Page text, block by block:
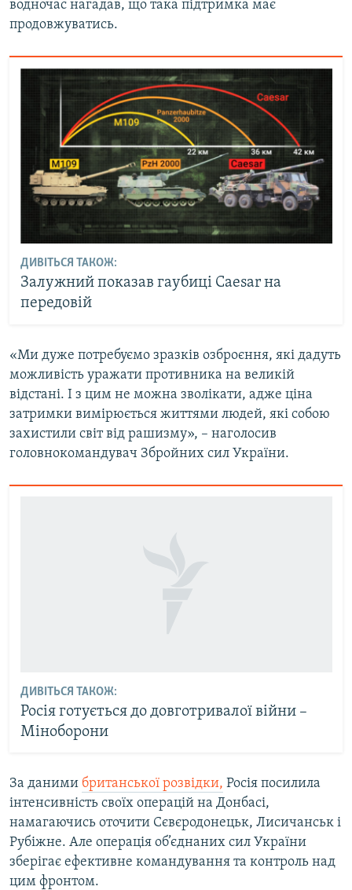
водночас нагадав, що така підтримка має
продовжуватись.
ДИВІТЬСЯ ТАКОЖ:
Залужний показав гаубиці Caesar на
передовій
«Ми дуже потребуємо зразків озброєння, які дадуть
можливість уражати противника на великій
відстані. І з цим не можна зволікати, адже ціна
затримки вимірюється життями людей, які собою
захистили світ від рашизму», – наголосив
головнокомандувач Збройних сил України.
ДИВІТЬСЯ ТАКОЖ:
Росія готується до довготривалої війни –
Міноборони
За даними британської розвідки, Росія посилила
інтенсивність своїх операцій на Донбасі,
намагаючись оточити Сєвєродонецьк, Лисичанськ і
Рубіжне. Але операція об’єднаних сил України
зберігає ефективне командування та контроль над
цим фронтом.